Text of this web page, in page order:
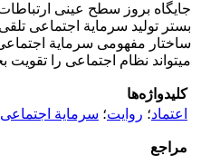
جایگاه بروز سطح عینی
بستر تولید سرمایة اجتماعی
ساختار مفهومی سرمایة
می­تواند نظام اجتماعی را تقویت
کلیدواژه‌ها
اعتماد؛ روایت؛ سرمایة اجتماعی
مراجع